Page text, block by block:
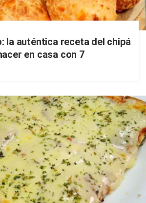
la auténtica receta del chipá
en casa con 7